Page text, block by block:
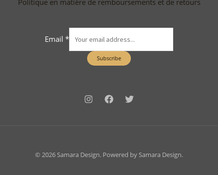
Politique en matière de remboursements et de retours
Email*
Subscribe
© 2026 Samara Design. Powered by Samara Design.